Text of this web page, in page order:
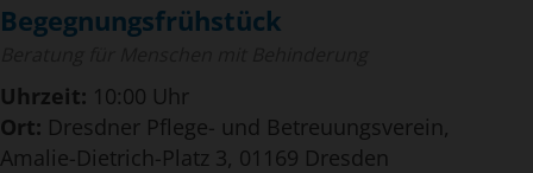
Begegnungsfrühstück
Uhrzeit: 10:00 Uhr
Ort: Dresdner Pflege- und Betreuungsverein,
Amalie-Dietrich-Platz 3, 01169 Dresden